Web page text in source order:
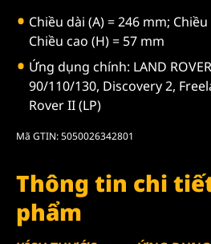
Chiều dài (A) = 246 mm;
Chiều cao (H) = 57 mm
Ứng dụng chính: LAND
90/110/130, Discovery 2,
Rover II (LP)
Mã GTIN: 5050026342801
Thông tin chi
phẩm